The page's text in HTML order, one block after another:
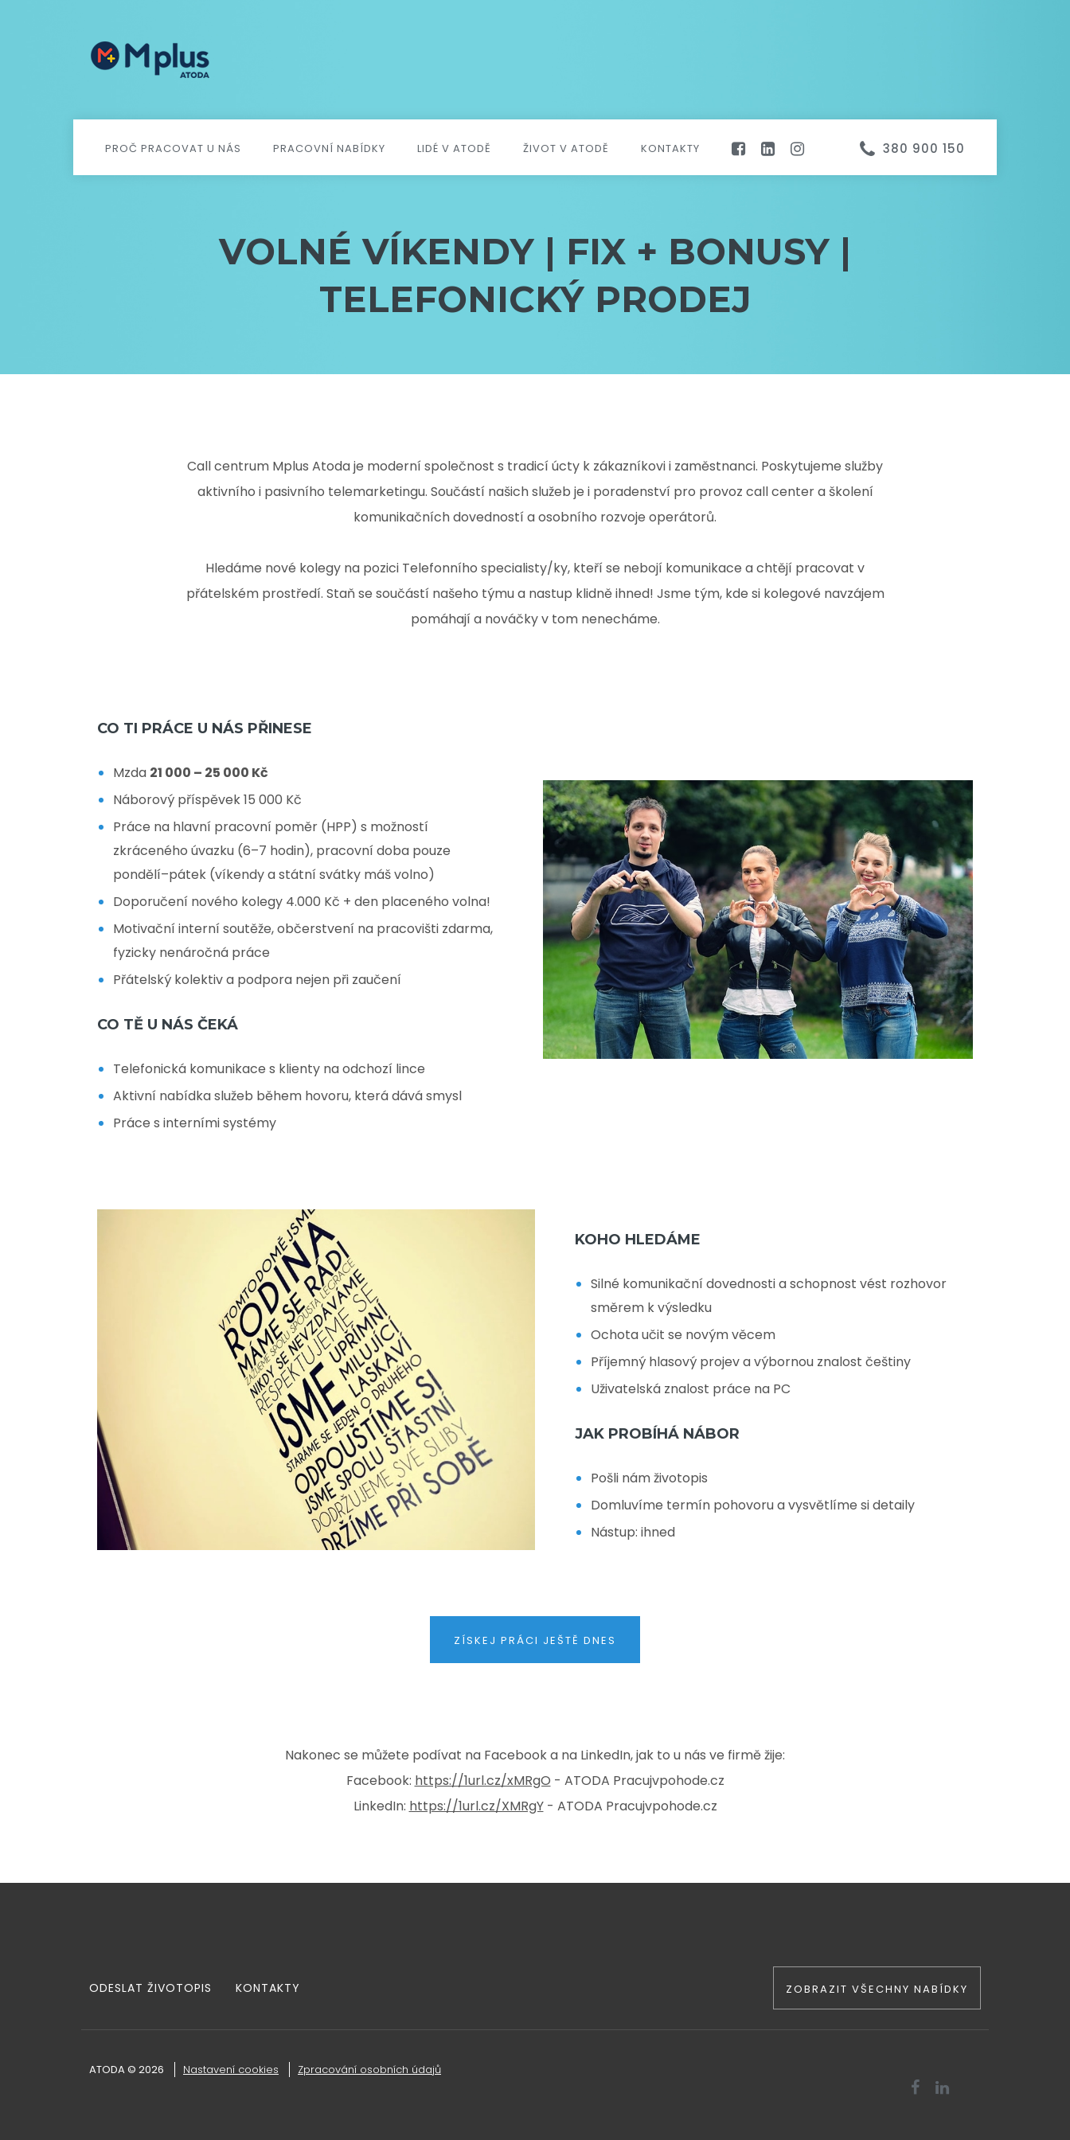
PROČ PRACOVAT U NÁS PRACOVNÍ NABÍDKY LIDÉ V ATODĚ ŽIVOT V ATODĚ KONTAKTY    380 900 150

VOLNÉ VÍKENDY | FIX + BONUSY |
TELEFONICKÝ PRODEJ
Call centrum Mplus Atoda je moderní společnost s tradicí úcty k zákazníkovi i zaměstnanci. Poskytujeme služby
aktivního i pasivního telemarketingu. Součástí našich služeb je i poradenství pro provoz call center a školení
komunikačních dovedností a osobního rozvoje operátorů.
Hledáme nové kolegy na pozici Telefonního specialisty/ky, kteří se nebojí komunikace a chtějí pracovat v
přátelském prostředí. Staň se součástí našeho týmu a nastup klidně ihned! Jsme tým, kde si kolegové navzájem
pomáhají a nováčky v tom nenecháme.
CO TI PRÁCE U NÁS PŘINESE
Mzda 21 000 – 25 000 Kč
Náborový příspěvek 15 000 Kč
Práce na hlavní pracovní poměr (HPP) s možností
zkráceného úvazku (6–7 hodin), pracovní doba pouze
pondělí–pátek (víkendy a státní svátky máš volno)
Doporučení nového kolegy 4.000 Kč + den placeného volna!
Motivační interní soutěže, občerstvení na pracovišti zdarma,
fyzicky nenáročná práce
Přátelský kolektiv a podpora nejen při zaučení
CO TĚ U NÁS ČEKÁ
Telefonická komunikace s klienty na odchozí lince
Aktivní nabídka služeb během hovoru, která dává smysl
Práce s interními systémy
KOHO HLEDÁME
Silné komunikační dovednosti a schopnost vést rozhovor
směrem k výsledku
Ochota učit se novým věcem
Příjemný hlasový projev a výbornou znalost češtiny
Uživatelská znalost práce na PC
JAK PROBÍHÁ NÁBOR
Pošli nám životopis
Domluvíme termín pohovoru a vysvětlíme si detaily
Nástup: ihned
ZÍSKEJ PRÁCI JEŠTĚ DNES
Nakonec se můžete podívat na Facebook a na LinkedIn, jak to u nás ve firmě žije:
Facebook: https://1url.cz/xMRgO - ATODA Pracujvpohode.cz
LinkedIn: https://1url.cz/XMRgY- ATODA Pracujvpohode.cz
ODESLAT ŽIVOTOPIS KONTAKTY ZOBRAZIT VŠECHNY NABÍDKY
ATODA © 2026 Nastavení cookies Zpracování osobních údajů
 